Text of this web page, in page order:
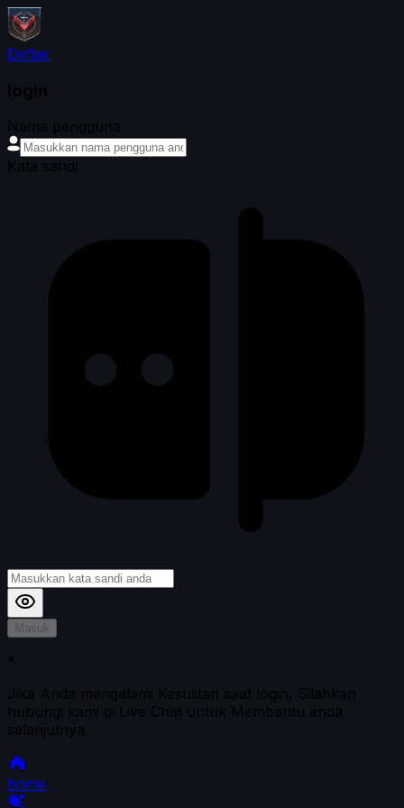
Daftar
login
Nama pengguna
Kata sandi
Masuk
*
Jika Anda mengalami Kesulitan saat login, Silahkan
hubungi kami di Live Chat untuk Membantu anda
selanjutnya
home